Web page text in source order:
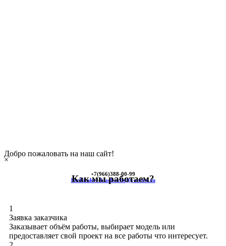
Добро пожаловать на наш сайт!
+7(966)388-00-99
himkinskoe-kladbische@yandex.ru
×
Как мы работаем?
1
Заявка заказчика
Заказывает объём работы, выбирает модель или
предоставляет свой проект на все работы что интересует.